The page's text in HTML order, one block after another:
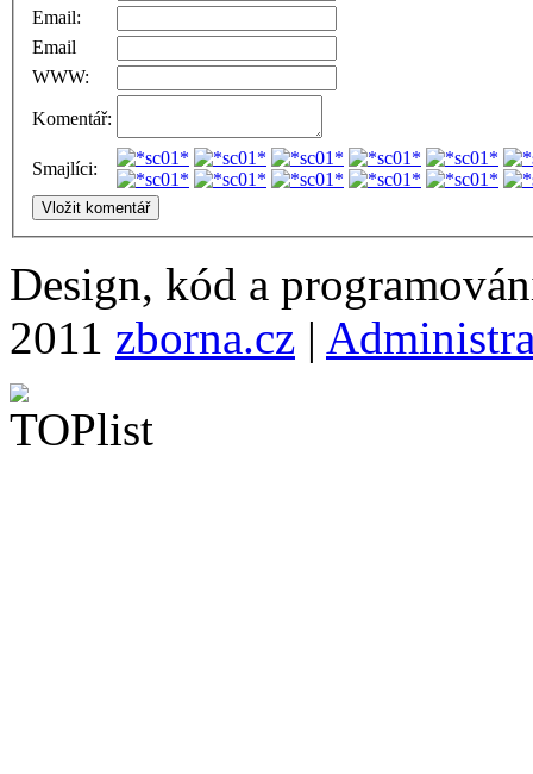
Email:
Email
WWW:
Komentář:
Smajlíci:
Design, kód a
2011 zborna.cz |